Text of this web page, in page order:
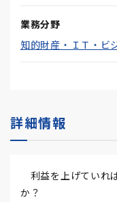
業務分野
知的財産・ＩＴ・ビ
詳細情報
利益を上げていれ
か？